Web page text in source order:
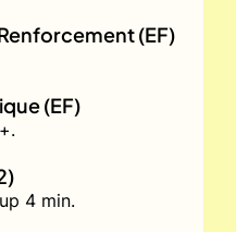
(EF)
(EF)
4 min.